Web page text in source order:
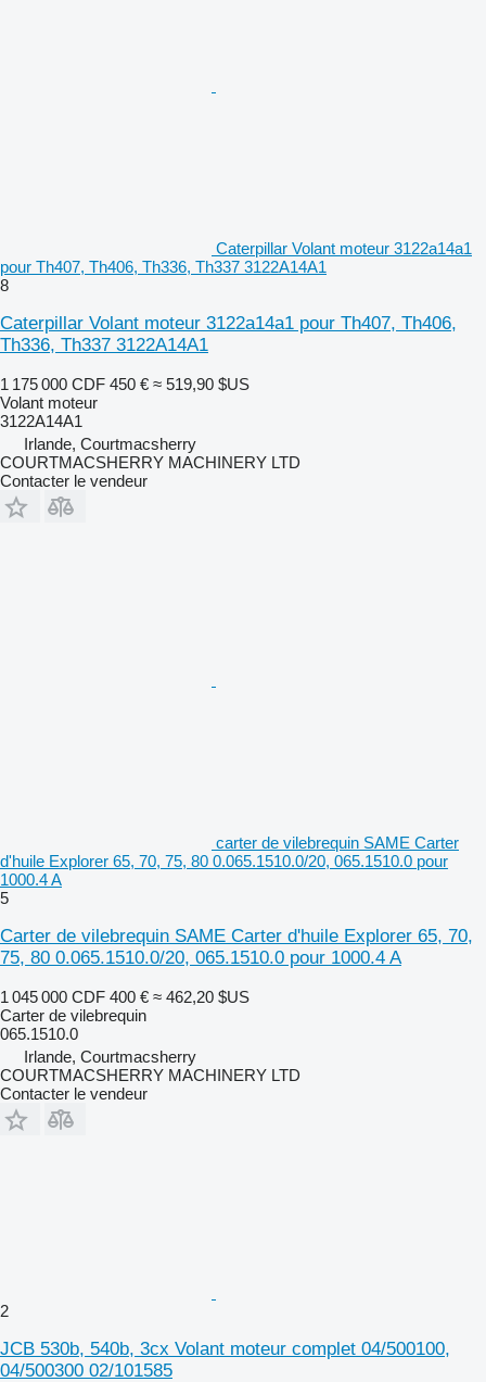
Caterpillar Volant moteur 3122a14a1
pour Th407, Th406, Th336, Th337 3122A14A1
8
Caterpillar Volant moteur 3122a14a1 pour Th407, Th406,
Th336, Th337 3122A14A1
1 175 000 CDF 450 € ≈ 519,90 $US
Volant moteur
3122A14A1
Irlande, Courtmacsherry
COURTMACSHERRY MACHINERY LTD
Contacter le vendeur
carter de vilebrequin SAME Carter
d'huile Explorer 65, 70, 75, 80 0.065.1510.0/20, 065.1510.0 pour
1000.4 A
5
Carter de vilebrequin SAME Carter d'huile Explorer 65, 70,
75, 80 0.065.1510.0/20, 065.1510.0 pour 1000.4 A
1 045 000 CDF 400 € ≈ 462,20 $US
Carter de vilebrequin
065.1510.0
Irlande, Courtmacsherry
COURTMACSHERRY MACHINERY LTD
Contacter le vendeur
2
JCB 530b, 540b, 3cx Volant moteur complet 04/500100,
04/500300 02/101585